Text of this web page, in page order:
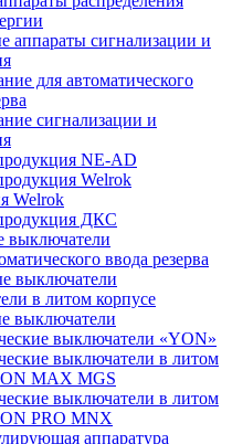
аппараты сигнализации и
для автоматического
сигнализации и
NE-AD
Welrok
Welrok
ДКС
выключатели
ввода резерва
выключатели
в литом корпусе
выключатели
выключатели «YON»
выключатели в литом
MAX MGS
выключатели в литом
PRO MNX
аппаратура